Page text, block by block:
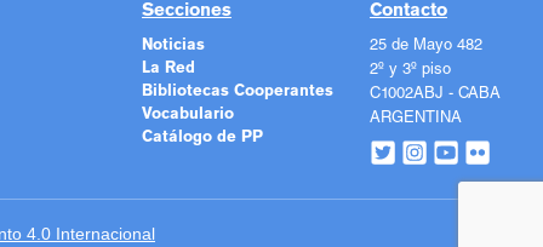
Secciones
Noticias
La Red
Bibliotecas Cooperantes
Vocabulario
Catálogo de PP
Contacto
25 de Mayo 482
2º y 3º piso
C1002ABJ - CABA
ARGENTINA
4.0 Internacional